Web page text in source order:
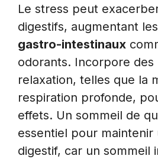
Le stress peut
digestifs, augmentant les
gastro-intestinaux
odorants. Incorpore des
relaxation, telles que la
respiration profonde,
effets. Un sommeil de
essentiel pour maintenir
digestif, car un sommeil